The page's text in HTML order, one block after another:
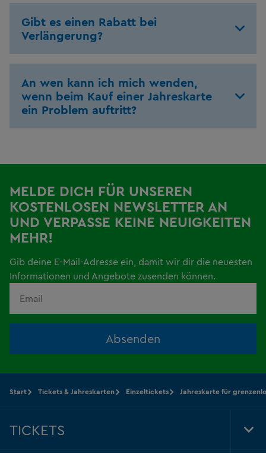
Gibt es einen Rabatt bei
Verlängerung?
An wen kann ich mich wenden,
wenn beim Kauf einer Jahreskarte
ein Problem auftritt?
MELDE DICH FÜR UNSEREN
KOSTENLOSEN NEWSLETTER AN
UND VERPASSE KEINE NEUIGKEITEN
MEHR!
Gib deine E-Mail-Adresse ein, damit wir dir die neuesten
Informationen und Angebote zusenden können.
Absenden
Start Tickets & Jahreskarten Einzeltickets Jahreskarte für
TICKETS